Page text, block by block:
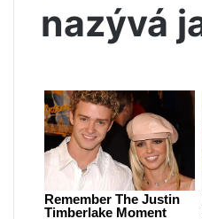
nazývá